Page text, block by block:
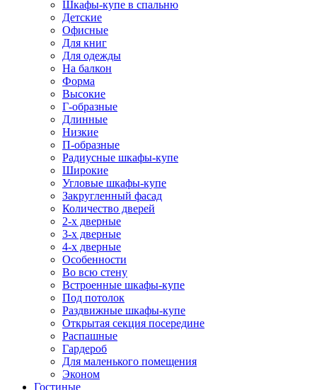
Шкафы-купе в спальню
Детские
Офисные
Для книг
Для одежды
На балкон
Форма
Высокие
Г-образные
Длинные
Низкие
П-образные
Радиусные шкафы-купе
Широкие
Угловые шкафы-купе
Закругленный фасад
Количество дверей
2-х дверные
3-х дверные
4-х дверные
Особенности
Во всю стену
Встроенные шкафы-купе
Под потолок
Раздвижные шкафы-купе
Открытая секция посередине
Распашные
Гардероб
Для маленького помещения
Эконом
Гостиные